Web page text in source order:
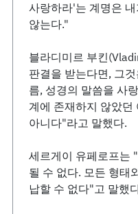
사랑하라'는 계명은
않는다."
블라디미르 부킨
판결을 받는다면, 그
름, 성경의 말씀을 사
계에 존재하지 않았던
아니다"라고 말했다.
세르게이 유페로프는
될 수 없다. 모든 형태
납할 수 없다"고 말했